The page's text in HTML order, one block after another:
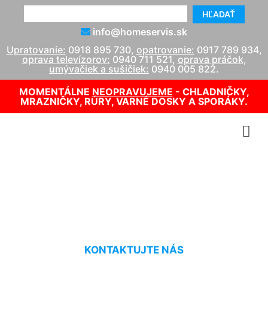
HĽADAŤ
info@homeservis.sk
Upratovanie: 0918 895 730, opatrovanie: 0917 789 934,
oprava televízorov: 0940 711 521, oprava práčok,
umývačiek a sušičiek: 0940 005 822.
MOMENTÁLNE NEOPRAVUJEME - CHLADNIČKY,
MRAZNIČKY, RÚRY, VARNÉ DOSKY A SPORÁKY.
KONTAKTUJTE NÁS